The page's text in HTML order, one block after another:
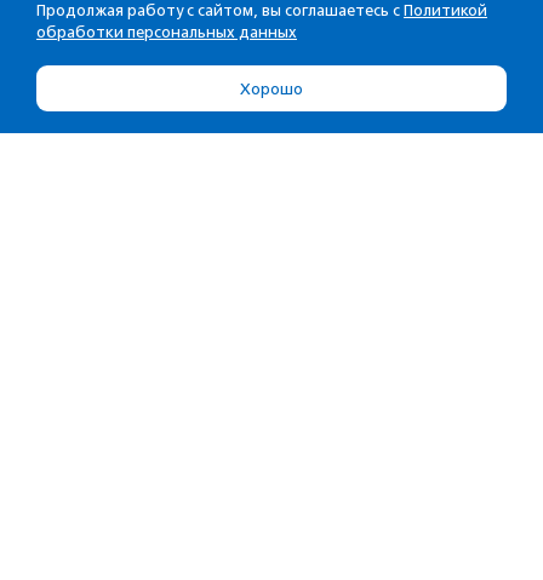
Продолжая работу с сайтом, вы соглашаетесь с Политикой
обработки персональных данных
Хорошо